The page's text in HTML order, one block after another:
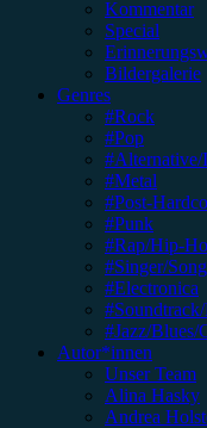
Kommentar
Special
Bildergalerie
Genres
#Rock
#Pop
#Alternative/
#Metal
#Post-
#Punk
#Rap/Hip-
#Singer/
#Electronica
#Jazz/Blues/
Autor*innen
Unser Team
Alina Hasky
Andrea